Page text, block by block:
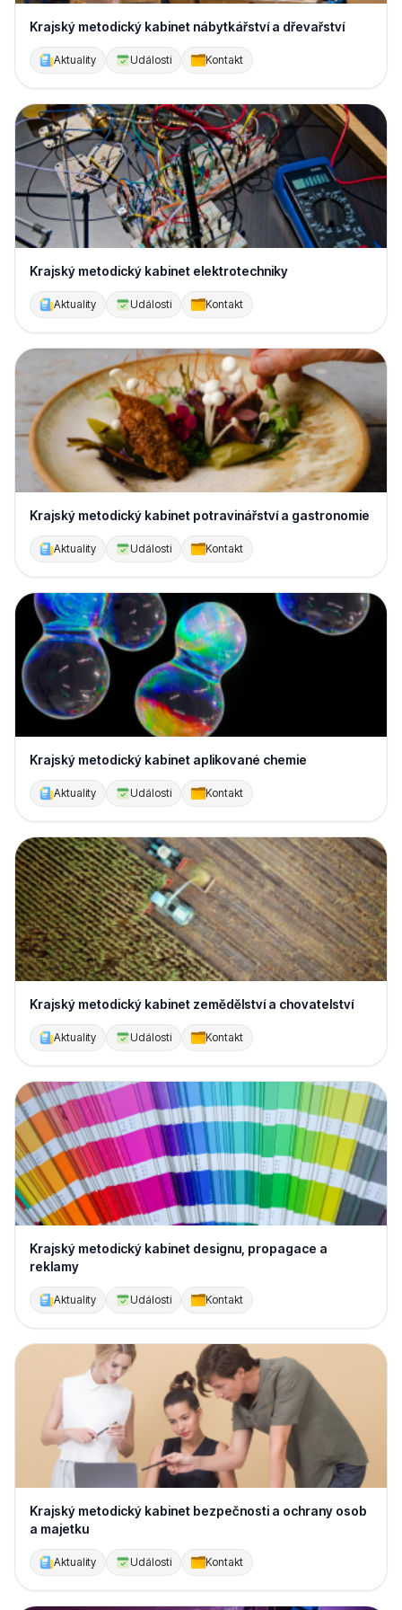
Krajský metodický kabinet nábytkářství a dřevařství
Aktuality Události Kontakt
Krajský metodický kabinet elektrotechniky
Aktuality Události Kontakt
Krajský metodický kabinet potravinářství a gastronomie
Aktuality Události Kontakt
Krajský metodický kabinet aplikované chemie
Aktuality Události Kontakt
Krajský metodický kabinet zemědělství a chovatelství
Aktuality Události Kontakt
Krajský metodický kabinet designu, propagace a
reklamy
Aktuality Události Kontakt
Krajský metodický kabinet bezpečnosti a ochrany osob
a majetku
Aktuality Události Kontakt